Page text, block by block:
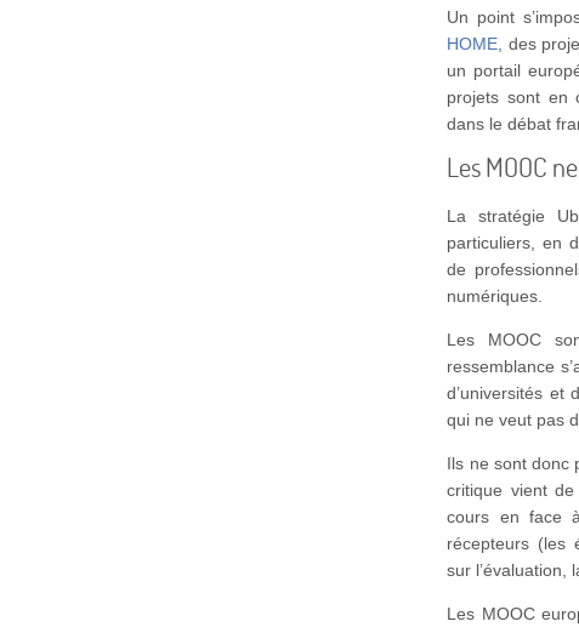
Un point
HOME , des
un portail
projets sont en
dans le débat
Les MOOC
La stratégie
particuliers, en
de
numériques.
Les MOOC
ressemblance
d’universités et
qui ne veut pas
Ils ne sont donc
critique vient de
cours en face
récepteurs (les
sur l’évaluation,
Les MOOC